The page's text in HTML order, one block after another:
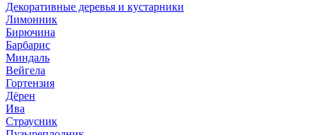
Декоративные деревья и кустарники
Лимонник
Бирючина
Барбарис
Миндаль
Вейгела
Гортензия
Дёрен
Ива
Страусник